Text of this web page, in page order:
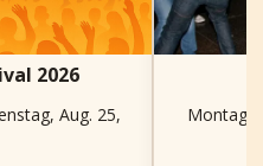
2026
Aug. 25,
Montag,